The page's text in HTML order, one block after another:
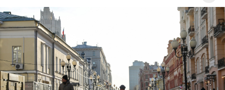
Храм Христа Спасителя